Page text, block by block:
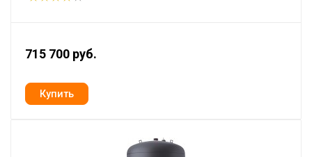
715 700 руб.